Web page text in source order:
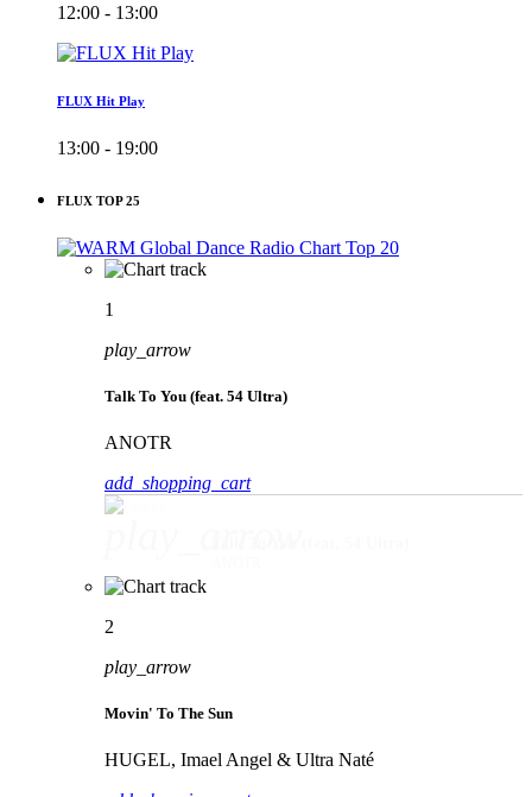
12:00 - 13:00
FLUX Hit Play
13:00 - 19:00
FLUX TOP 25
1
play_arrow
Talk To You (feat. 54 Ultra)
ANOTR
add_shopping_cart
2
play_arrow
Movin' To The Sun
HUGEL, Imael Angel & Ultra Naté